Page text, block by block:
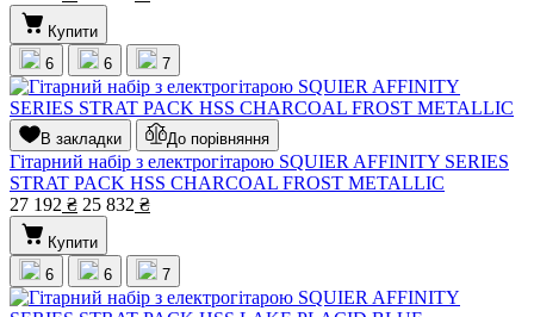
Купити
6
6 7
В закладки До порівняння
Гітарний набір з електрогітарою SQUIER AFFINITY SERIES
STRAT PACK HSS CHARCOAL FROST METALLIC
27 192 ₴ 25 832 ₴
Купити
6
6 7